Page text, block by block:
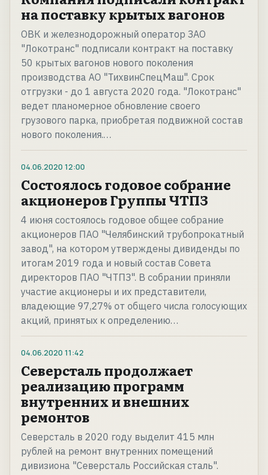
на поставку крытых вагонов
ОВК и железнодорожный оператор ЗАО
"Локотранс" подписали контракт на поставку
50 крытых вагонов нового поколения
производства АО "ТихвинСпецМаш". Срок
отгрузки - до 1 августа 2020 года. "Локотранс"
ведет планомерное обновление своего
грузового парка, приобретая подвижной состав
нового поколения.…
04.06.2020 12:00
Состоялось годовое собрание
акционеров Группы ЧТПЗ
4 июня состоялось годовое общее собрание
акционеров ПАО "Челябинский трубопрокатный
завод", на котором утверждены дивиденды по
итогам 2019 года и новый состав Совета
директоров ПАО "ЧТПЗ". В собрании приняли
участие акционеры и их представители,
владеющие 97,27% от общего числа голосующих
акций, принятых к определению…
04.06.2020 11:42
Северсталь продолжает
реализацию программ
внутренних и внешних
ремонтов
Северсталь в 2020 году выделит 415 млн
рублей на ремонт внутренних помещений
дивизиона "Северсталь Российская сталь".